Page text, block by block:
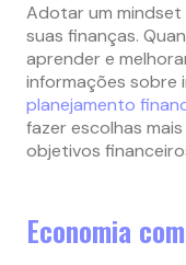
Adotar um
suas finanças.
aprender e
informações sobre
planejamento
fazer escolhas
objetivos
Economia